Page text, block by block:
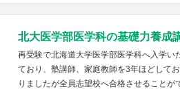
北大医学部医学科の基礎力養成
再受験で北海道大学医学部医学科へ入学い
ており、塾講師、家庭教師を3年ほどして
りましたが全員志望校へ合格させることが